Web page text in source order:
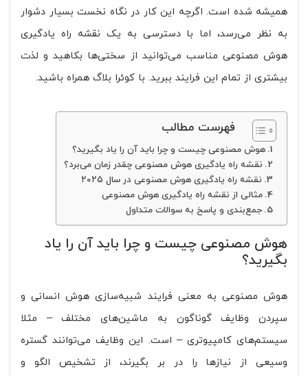
همیشه شده است. اگرچه این کار در نگاه نخست بسیار دشوار
به نظر می‌رسد، اما با دسترسی به یک نقشه راه یادگیری
هوش مصنوعی مناسب می‌توانید از سختی‌ها بکاهید و لذت
بیشتری از تمام این فرایند ببرید. با کوئرا بلاگ همراه باشید.
فهرست مطالب
هوش مصنوعی چیست و چرا باید آن را یاد بگیرید؟
نقشه راه یادگیری هوش مصنوعی چقدر زمان می‌برد؟
نقشه راه یادگیری هوش مصنوعی در سال ۲۰۲۵
مثالی از نقشه راه یادگیری هوش مصنوعی
جمع‌بندی و پاسخ به سوالات متداول
هوش مصنوعی چیست و چرا باید آن را یاد
بگیرید؟
هوش مصنوعی به معنی فرایند شبیه‌سازی هوش انسانی و
سپردن وظایف گوناگون به ماشین‌های مختلف – مثلا
سیستم‌های کامپیوتری – است. این وظایف می‌توانند گستره
وسیعی از نیازها را در بر بگیرند، از تشخیص الگو و